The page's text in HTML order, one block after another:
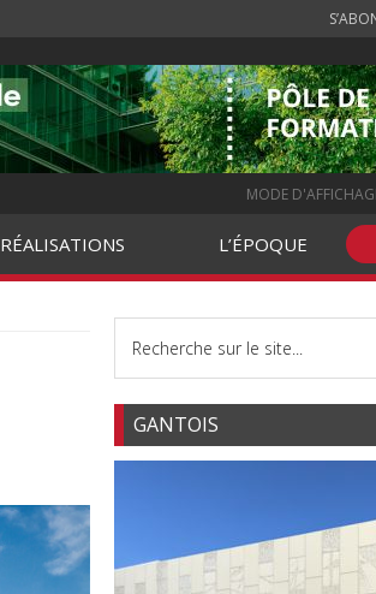
MODE
RÉALISATIONS L’ÉPOQUE
GANTOIS